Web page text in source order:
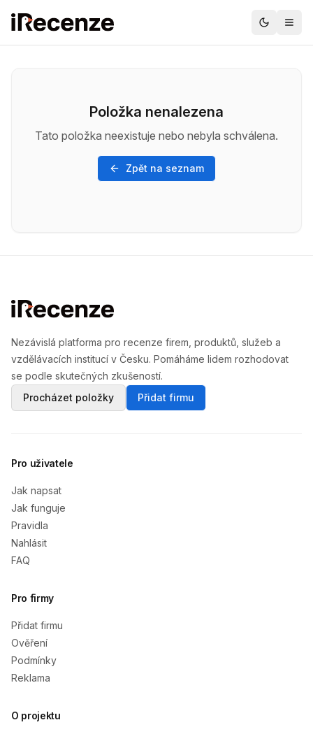
Položka nenalezena
Tato položka neexistuje nebo nebyla schválena.
Zpět na seznam
Nezávislá platforma pro recenze firem, produktů, služeb a
vzdělávacích institucí v Česku. Pomáháme lidem rozhodovat
se podle skutečných zkušeností.
Procházet položky
Přidat firmu
Pro uživatele
Jak napsat
Jak funguje
Pravidla
Nahlásit
FAQ
Pro firmy
Přidat firmu
Ověření
Podmínky
Reklama
O projektu